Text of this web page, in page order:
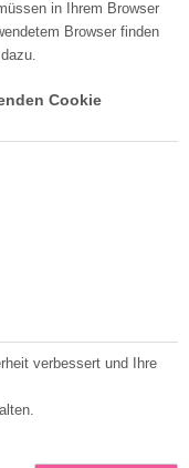
in Ihrem Browser
Browser finden
Cookie
verbessert und Ihre